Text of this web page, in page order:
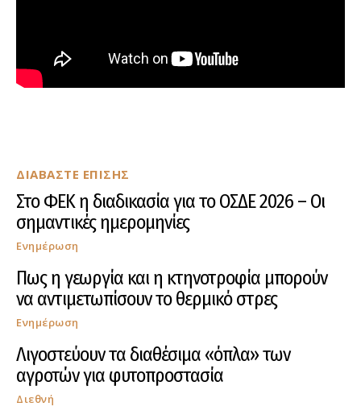
ΔΙΑΒΑΣΤΕ ΕΠΙΣΗΣ
Στο ΦΕΚ η διαδικασία για το ΟΣΔΕ 2026 – Οι
σημαντικές ημερομηνίες
Ενημέρωση
Πως η γεωργία και η κτηνοτροφία μπορούν
να αντιμετωπίσουν το θερμικό στρες
Ενημέρωση
Λιγοστεύουν τα διαθέσιμα «όπλα» των
αγροτών για φυτοπροστασία
Διεθνή